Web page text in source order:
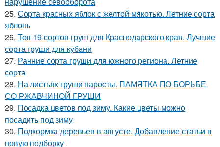
25. Сорта красных яблок с желтой мякотью. Летние сорта
яблонь
26. Топ 19 сортов груш для Краснодарского края. Лучшие
сорта груши для кубани
27. Ранние сорта груши для южного региона. Летние
сорта
28. На листьях груши наросты. ПАМЯТКА ПО БОРЬБЕ
СО РЖАВЧИНОЙ ГРУШИ
29. Посадка цветов под зиму. Какие цветы можно
посадить под зиму
30. Подкормка деревьев в августе. Добавление статьи в
новую подборку